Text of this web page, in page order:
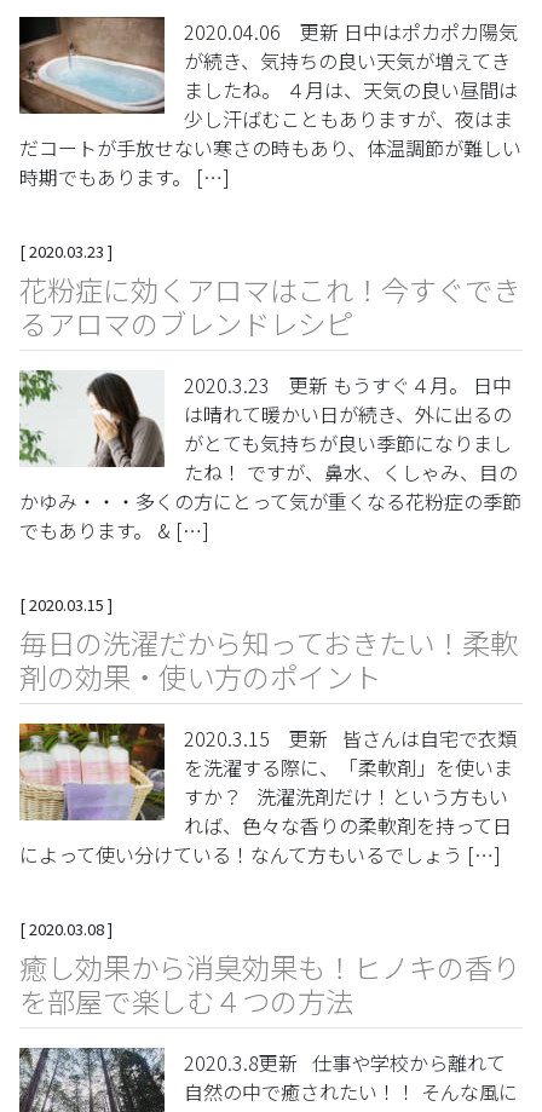
2020.04.06 更新 日中はポカポカ陽気
が続き、気持ちの良い天気が増えてき
ましたね。 ４月は、天気の良い昼間は
少し汗ばむこともありますが、夜はま
だコートが手放せない寒さの時もあり、体温調節が難しい
時期でもあります。 […]
[2020.03.23 ]
花粉症に効くアロマはこれ！今すぐでき
るアロマのブレンドレシピ
2020.3.23 更新 もうすぐ４月。 日中
は晴れて暖かい日が続き、外に出るの
がとても気持ちが良い季節になりまし
たね！ ですが、鼻水、くしゃみ、目の
かゆみ・・・多くの方にとって気が重くなる花粉症の季節
でもあります。 & […]
[2020.03.15 ]
毎日の洗濯だから知っておきたい！柔軟
剤の効果・使い方のポイント
2020.3.15 更新 皆さんは自宅で衣類
を洗濯する際に、「柔軟剤」を使いま
すか？ 洗濯洗剤だけ！という方もい
れば、色々な香りの柔軟剤を持って日
によって使い分けている！なんて方もいるでしょう […]
[2020.03.08]
癒し効果から消臭効果も！ヒノキの香り
を部屋で楽しむ４つの方法
2020.3.8更新 仕事や学校から離れて
自然の中で癒されたい！！ そんな風に